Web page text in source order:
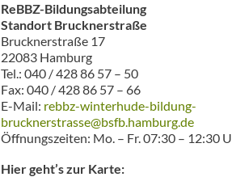
ReBBZ-Bildungsabteilung
Standort Brucknerstraße
Brucknerstraße 17
22083 Hamburg
Tel.: 040 / 428 86 57 – 50
Fax: 040 / 428 86 57 – 66
E-Mail: rebbz-winterhude-bildung-
brucknerstrasse@bsfb.hamburg.de
Öffnungszeiten: Mo. – Fr. 07:30 – 12:30
Hier geht’s zur Karte: